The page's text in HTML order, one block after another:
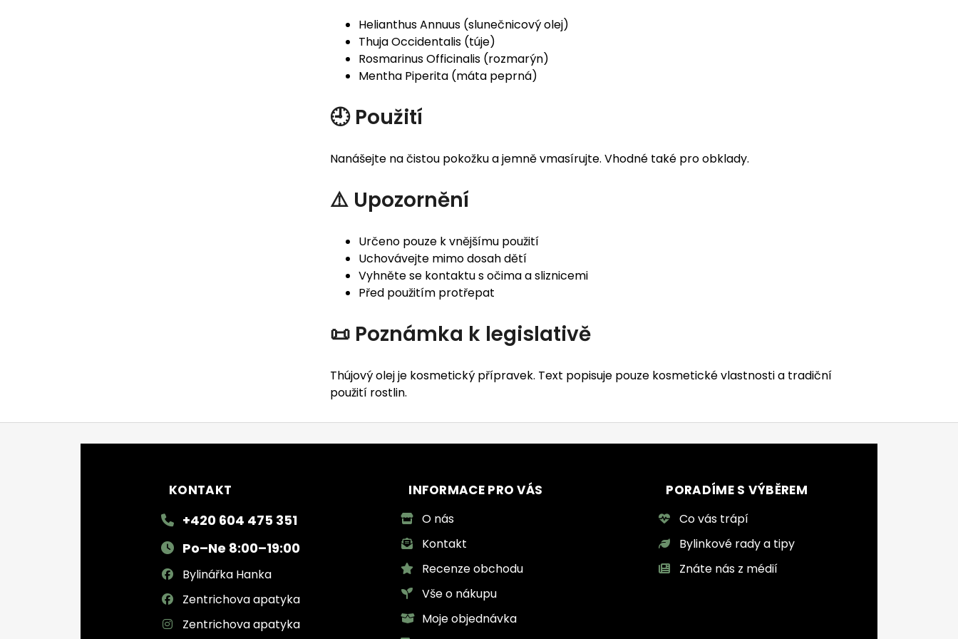
Helianthus Annuus (slunečnicový olej)
Thuja Occidentalis (túje)
Rosmarinus Officinalis (rozmarýn)
Mentha Piperita (máta peprná)
🕘 Použití
Nanášejte na čistou pokožku a jemně vmasírujte. Vhodné také pro obklady.
⚠️ Upozornění
Určeno pouze k vnějšímu použití
Uchovávejte mimo dosah dětí
Vyhněte se kontaktu s očima a sliznicemi
Před použitím protřepat
📜 Poznámka k legislativě
Thújový olej je kosmetický přípravek. Text popisuje pouze kosmetické vlastnosti a tradiční
použití rostlin.
KONTAKT
+420 604 475 351
Po–Ne 8:00–19:00
Bylinářka Hanka
Zentrichova apatyka
Zentrichova apatyka
INFORMACE PRO VÁS
O nás
Kontakt
Recenze obchodu
Vše o nákupu
Moje objednávka
PORADÍME S VÝBĚREM
Co vás trápí
Bylinkové rady a tipy
Znáte nás z médií